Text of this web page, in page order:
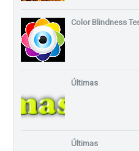
Color Blindness
Últimas
Últimas